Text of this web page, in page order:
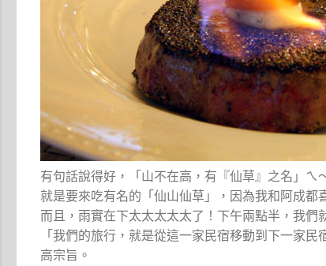
有句話說得好，「山不在高，有『仙草』之名」ㄟ
就是要來吃有名的「仙山仙草」，因為我和阿成都
而且，雨實在下太太太太太了！下午兩點半，我們
「我們的旅行，就是從這一家民宿移動到下一家
高宗旨。